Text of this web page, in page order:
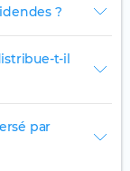
?
t-il
par